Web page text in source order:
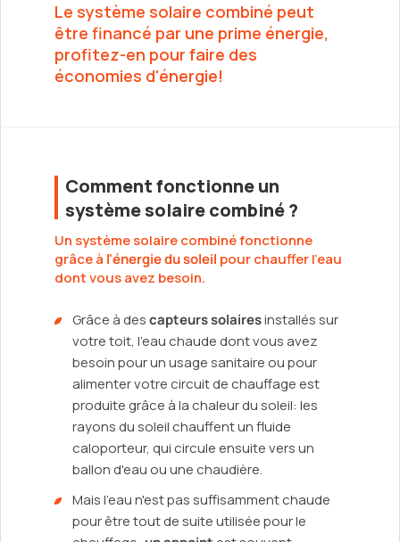
Le système solaire combiné peut
être financé par une prime énergie,
profitez-en pour faire des
économies d'énergie!
Comment fonctionne un
système solaire combiné ?
Un système solaire combiné fonctionne
grâce à l'énergie du soleil pour chauffer l'eau
dont vous avez besoin.
Grâce à descapteurs solairesinstallés sur
votre toit, l'eau chaude dont vous avez
besoin pour un usage sanitaire ou pour
alimenter votre circuit de chauffage est
produite grâce à la chaleur du soleil: les
rayons du soleil chauffent un fluide
caloporteur, qui circule ensuite vers un
ballon d'eau ou une chaudière.
Mais l'eau n'est pas suffisamment chaude
pour être tout de suite utilisée pour le